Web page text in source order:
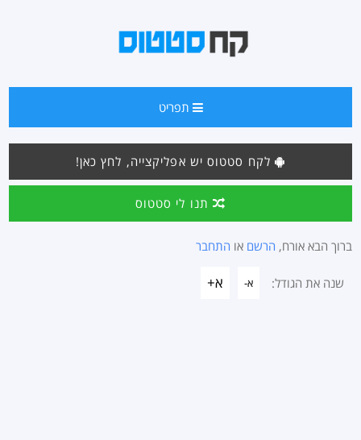
תפריט
לקח סטטוס יש אפליקצייה, לחץ כאן!
תנו לי סטטוס
ברוך הבא אורח, הרשם או התחבר
שנה את הגודל: א- א+